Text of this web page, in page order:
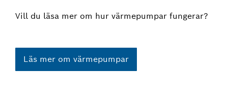
Vill du läsa mer om hur värmepumpar fungerar?
Läs mer om värmepumpar